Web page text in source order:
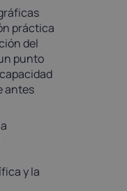
práctica
del
punto
antes
y la